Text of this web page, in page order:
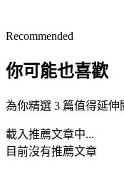
Recommended
你可能也喜歡
為你精選 3 篇值得延伸
載入推薦文章中...
目前沒有推薦文章